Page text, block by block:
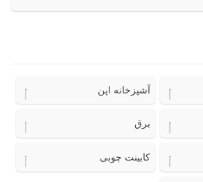
آشپزخانه اپن
برق
کابینت چوبی